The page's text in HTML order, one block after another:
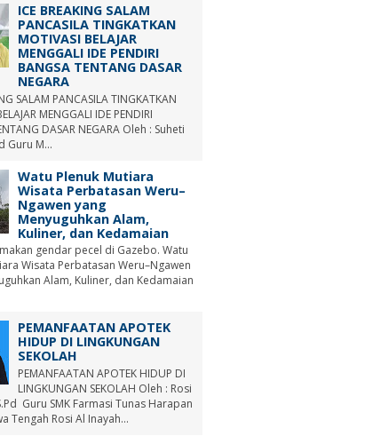
ICE BREAKING SALAM
PANCASILA TINGKATKAN
MOTIVASI BELAJAR
MENGGALI IDE PENDIRI
BANGSA TENTANG DASAR
NEGARA
SALAM PANCASILA TINGKATKAN
MENGGALI IDE PENDIRI
DASAR NEGARA Oleh : Suheti
Guru M...
Watu Plenuk Mutiara
Wisata Perbatasan Weru–
Ngawen yang
Menyuguhkan Alam,
Kuliner, dan Kedamaian
gendar pecel di Gazebo. Watu
Wisata Perbatasan Weru–Ngawen
Alam, Kuliner, dan Kedamaian
PEMANFAATAN APOTEK
HIDUP DI LINGKUNGAN
SEKOLAH
PEMANFAATAN APOTEK HIDUP DI
LINGKUNGAN SEKOLAH Oleh : Rosi
Guru SMK Farmasi Tunas Harapan
Tengah Rosi Al Inayah...